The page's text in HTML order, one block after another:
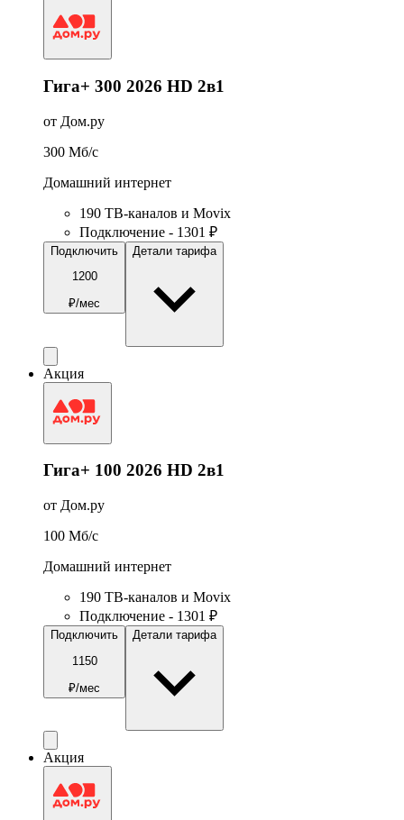
Гига+ 300 2026 HD 2в1
от Дом.ру
300 Мб/c
Домашний интернет
190 ТВ-каналов и Movix
Подключение - 1301 ₽
Подключить
1200
₽/мес
Детали тарифа
Акция
Гига+ 100 2026 HD 2в1
от Дом.ру
100 Мб/c
Домашний интернет
190 ТВ-каналов и Movix
Подключение - 1301 ₽
Подключить
1150
₽/мес
Детали тарифа
Акция